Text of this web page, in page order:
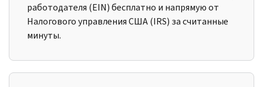
работодателя (EIN) бесплатно и напрямую от
Налогового управления США (IRS) за считанные
минуты.